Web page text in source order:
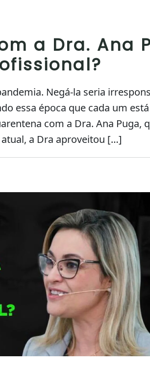
a Dra. Ana
Negá-la seria
essa época que cada um
com a Dra. Ana Puga,
a Dra aproveitou […]